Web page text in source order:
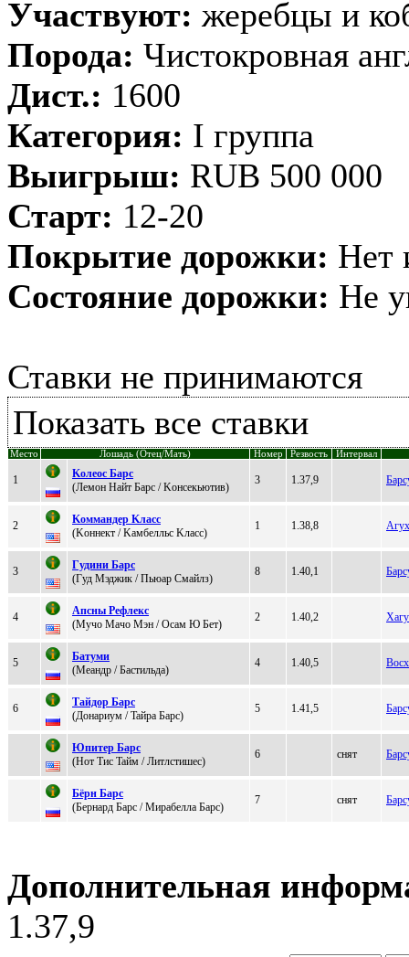
Участвуют: жеребцы и
Порода: Чистокровная
Дист.: 1600
Категория: I группа
Выигрыш: RUB 500 000
Старт: 12-20
Покрытие дорожки: Нет
Состояние дорожки: Не
Ставки не принимаются
Показать все ставки
Место Лошадь (Отец/Мать) Номер Резвость Интервал
1
Koлeoс Бaрс
(Лемон Haйт Бapc / Kонceкьютив)
3 1.37,9
2
Koммaндeр Kлaсс
(Koннeкт / Kамбeлльс Kласс)
1 1.38,8
3
Гудини Бapс
(Гуд Мэджик / Пьюaр Смaйлз)
8 1.40,1
4
Aпсны Pефлекс
(Mучо Mачо Mэн / Oсaм Ю Бет)
2 1.40,2
5
Батуми
(Мeандр / Бacтильдa)
4 1.40,5
6
Tайдор Барc
(Дoнaриум / Taйpa Бapc)
5 1.41,5
Юпитeр Бaрc
(Нот Tиc Taйм / Литлcтишеc)
6 снят
Бёрн Бaрc
(Бeрнард Барc / Миpабелла Баpc)
7 снят
Дополнительная
1.37,9